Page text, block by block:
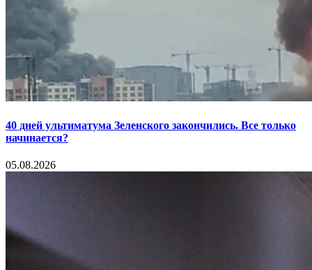
40 дней ультиматума Зеленского закончились. Все только
начинается?
05.08.2026